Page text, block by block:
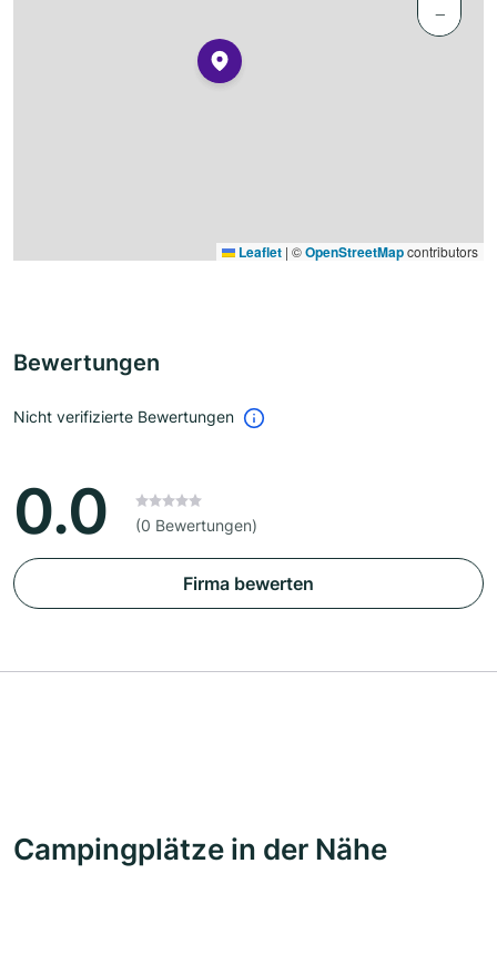
−
Leaflet | ©OpenStreetMapcontributors
Bewertungen
Nicht verifizierte Bewertungen
0.0 (0 Bewertungen)
Firma bewerten
Campingplätze in der Nähe